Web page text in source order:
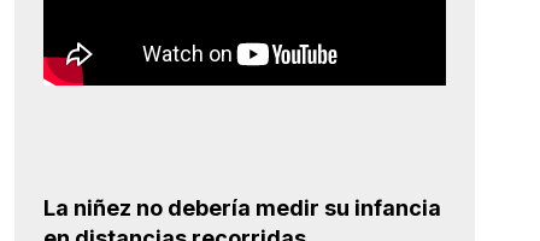
La niñez no debería medir su infancia